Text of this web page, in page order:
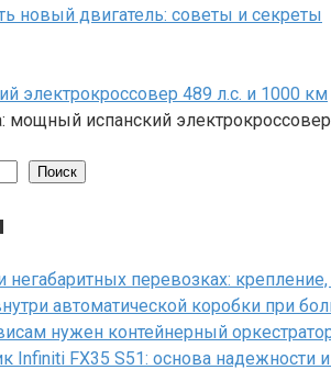
новый двигатель: советы и секреты
электрокроссовер 489 л.с. и 1000 км
мощный испанский
Поиск
негабаритных перевозках:
автоматической коробки при
нужен контейнерный
Infiniti FX35 S51: основа надежности